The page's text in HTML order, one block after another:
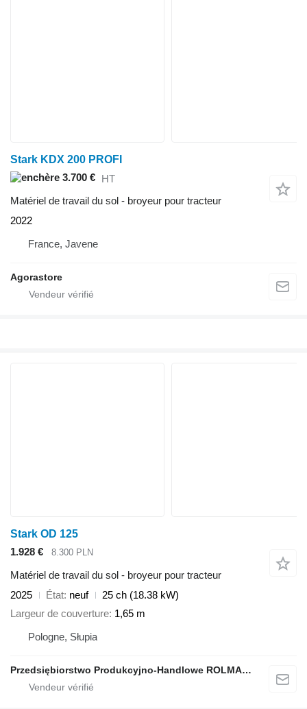
Stark KDX 200 PROFI
3.700 € HT
Matériel de travail du sol - broyeur pour tracteur
2022
France, Javene
Agorastore
Stark OD 125
1.928 €
8.300 PLN
Matériel de travail du sol - broyeur pour tracteur
2025
État neuf
25 ch (18.38 kW)
Largeur de couverture 1,65 m
Pologne, Słupia
Przedsiębiorstwo Produkcyjno-Handlowe ROLMAPOL Marcin Dziekan